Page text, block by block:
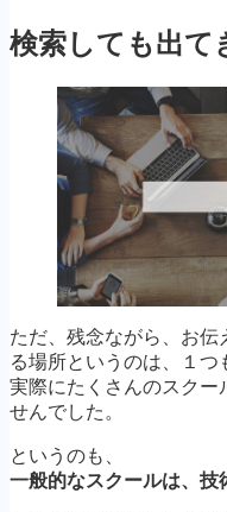
検索しても出て
ただ、残念ながら、お
る場所というのは、１つ
実際にたくさんのスクー
せんでした。
というのも、
一般的なスクールは、技